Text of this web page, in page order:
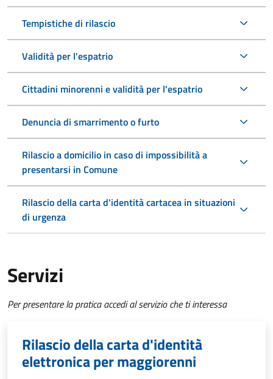
Tempistiche di rilascio
Validità per l'espatrio
Cittadini minorenni e validità per l'espatrio
Denuncia di smarrimento o furto
Rilascio a domicilio in caso di impossibilità a
presentarsi in Comune
Rilascio della carta d'identità cartacea in situazioni
di urgenza
Servizi
Per presentare la pratica accedi al servizio che ti interessa
Rilascio della carta d'identità
elettronica per maggiorenni